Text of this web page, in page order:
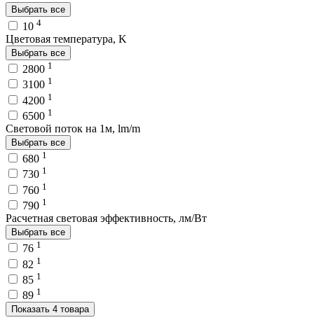
Выбрать все
10 4
Цветовая температура, K
Выбрать все
2800 1
3100 1
4200 1
6500 1
Световой поток на 1м, lm/m
Выбрать все
680 1
730 1
760 1
790 1
Расчетная световая эффективность, лм/Вт
Выбрать все
76 1
82 1
85 1
89 1
Показать 4 товара